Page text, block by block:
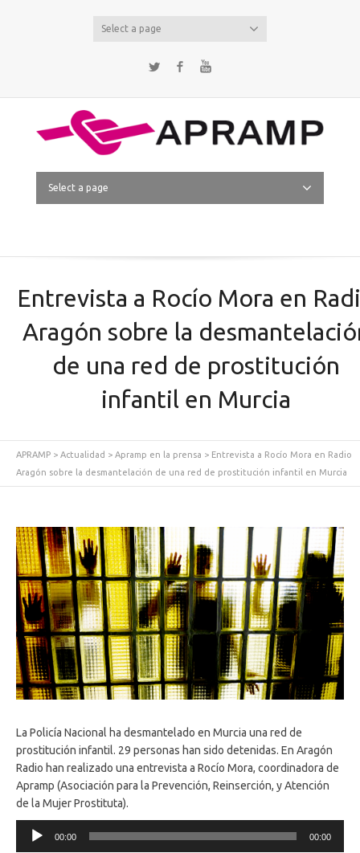
Select a page
Twitter Facebook
Select a page
Entrevista a Rocío Mora en
Aragón sobre la
de una red de prostitución
infantil en Murcia
APRAMP > Actualidad > Apramp en la prensa > Entrevista a Rocío Mora en Radio
Aragón sobre la desmantelación de una red de prostitución infantil en Murcia
La Policía Nacional ha desmantelado en Murcia una red de
prostitución infantil. 29 personas han sido detenidas. En Aragón
Radio han realizado una entrevista a Rocío Mora, coordinadora de
Apramp (Asociación para la Prevención, Reinserción, y Atención
de la Mujer Prostituta).
Audio
Player
00:00 00:00